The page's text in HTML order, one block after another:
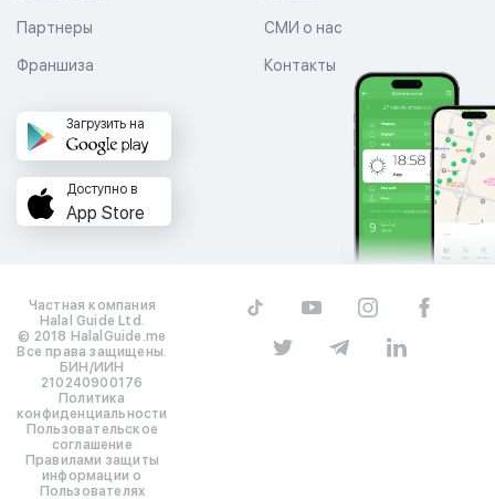
СМИ о нас
Контакты
Партнеры
Франшиза
Загрузить на
Доступно в
App Store
Частная компания
Halal Guide Ltd.
© 2018 HalalGuide.me
Все права защищены.
БИН/ИИН
210240900176
Политика
конфиденциальности
Пользовательское
соглашение
Правилами защиты
информации о
Пользователях